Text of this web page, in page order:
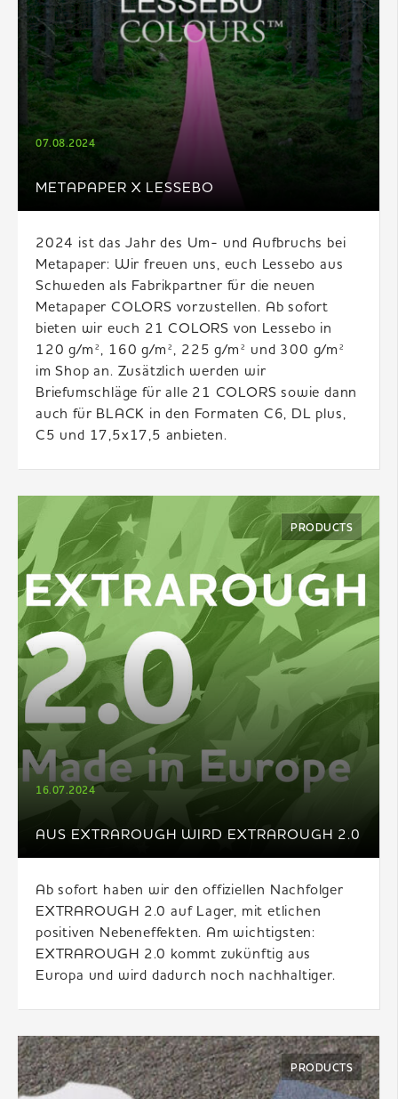
METAPAPER X LESSEBO
07.08.2024
2024 ist das Jahr des Um- und Aufbruchs bei
Metapaper: Wir freuen uns, euch Lessebo aus
Schweden als Fabrikpartner für die neuen
Metapaper COLORS vorzustellen. Ab sofort
bieten wir euch 21 COLORS von Lessebo in
120 g/m², 160 g/m², 225 g/m² und 300 g/m²
im Shop an. Zusätzlich werden wir
Briefumschläge für alle 21 COLORS sowie dann
auch für BLACK in den Formaten C6, DL plus,
C5 und 17,5x17,5 anbieten.
AUS EXTRAROUGH WIRD EXTRAROUGH 2.0
16.07.2024
PRODUCTS
Ab sofort haben wir den offiziellen Nachfolger
EXTRAROUGH 2.0 auf Lager, mit etlichen
positiven Nebeneffekten. Am wichtigsten:
EXTRAROUGH 2.0 kommt zukünftig aus
Europa und wird dadurch noch nachhaltiger.
PRODUCTS